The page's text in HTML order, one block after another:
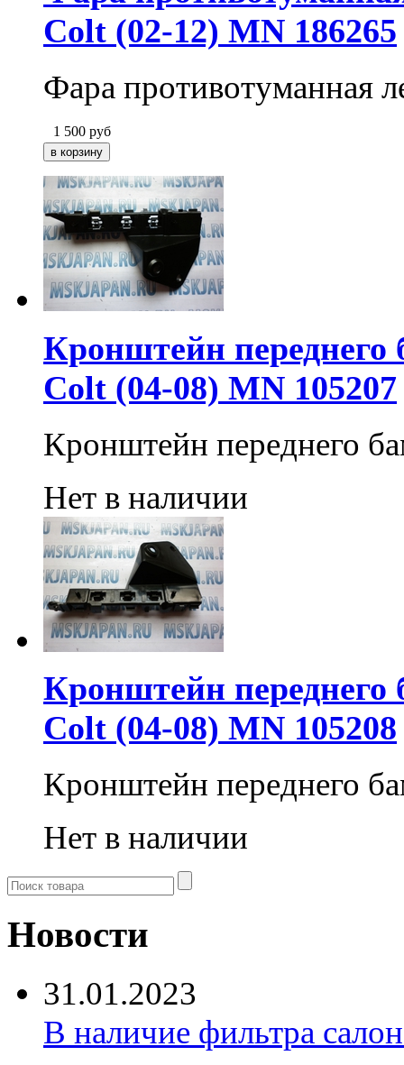
Colt (02-12) MN 186265
Фара противотуманная
1 500 руб
Кронштейн
Colt (04-08) MN 105207
Кронштейн переднего
Нет в наличии
Кронштейн
Colt (04-08) MN 105208
Кронштейн переднего
Нет в наличии
Новости
31.01.2023
В наличие фильтра